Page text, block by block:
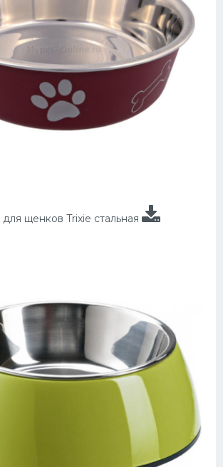
щенков Trixie стальная